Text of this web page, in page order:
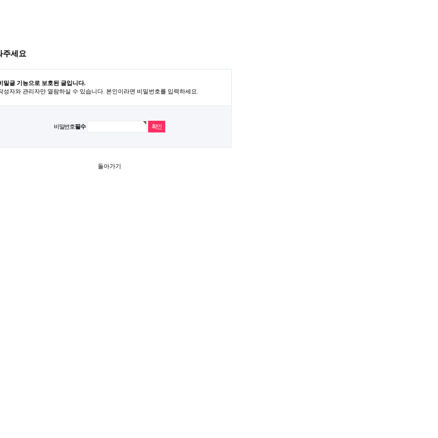
주세요
밀글 기능으로 보호된 글입니다.
성자와 관리자만 열람하실 수 있습니다. 본인이라면 비밀번호를 입력하세요.
비밀번호필수
돌아가기